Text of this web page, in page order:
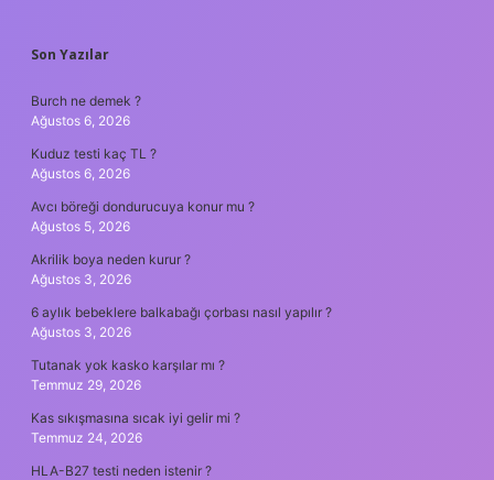
SIDEBAR
Son Yazılar
Burch ne demek ?
Ağustos 6, 2026
Kuduz testi kaç TL ?
Ağustos 6, 2026
Avcı böreği dondurucuya konur mu ?
Ağustos 5, 2026
Akrilik boya neden kurur ?
Ağustos 3, 2026
6 aylık bebeklere balkabağı çorbası nasıl yapılır ?
Ağustos 3, 2026
Tutanak yok kasko karşılar mı ?
Temmuz 29, 2026
Kas sıkışmasına sıcak iyi gelir mi ?
Temmuz 24, 2026
HLA-B27 testi neden istenir ?